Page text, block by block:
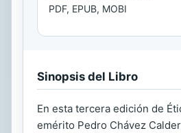
PDF, EPUB, MOBI
Sinopsis del Libro
En esta tercera edición de
emérito Pedro Chávez